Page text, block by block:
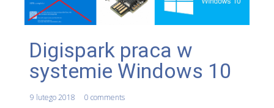
Digispark praca w
systemie Windows 10
9 lutego 2018 0 comments